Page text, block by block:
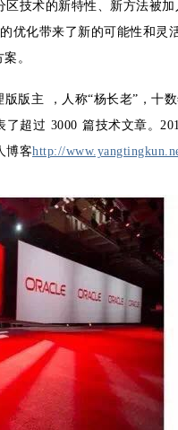
技术的新特性、新方法被
优化带来了新的可能性和灵
。
版主 ，人称“杨长老”，十
超过 3000 篇技术文章。
博客http://